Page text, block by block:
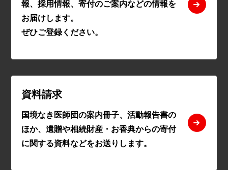
報、採用情報、寄付のご案内などの情報を
お届けします。
ぜひご登録ください。
資料請求
国境なき医師団の案内冊子、活動報告書の
ほか、遺贈や相続財産・お香典からの寄付
に関する資料などをお送りします。